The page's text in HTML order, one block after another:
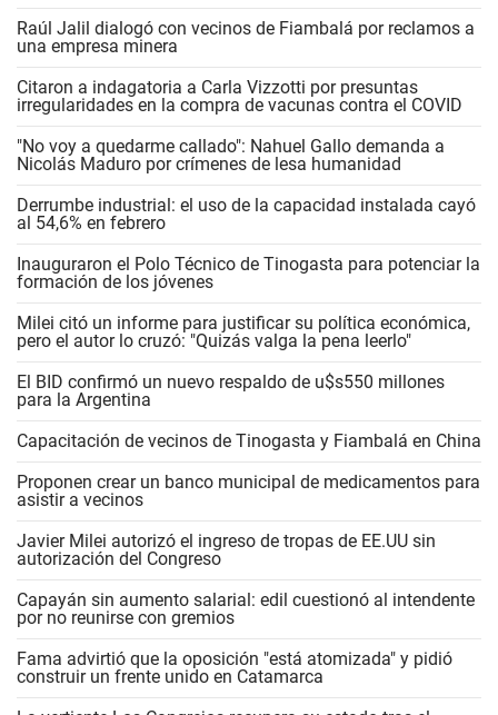
Raúl Jalil dialogó con vecinos de Fiambalá por reclamos a
una empresa minera
Citaron a indagatoria a Carla Vizzotti por presuntas
irregularidades en la compra de vacunas contra el COVID
"No voy a quedarme callado": Nahuel Gallo demanda a
Nicolás Maduro por crímenes de lesa humanidad
Derrumbe industrial: el uso de la capacidad instalada cayó
al 54,6% en febrero
Inauguraron el Polo Técnico de Tinogasta para potenciar la
formación de los jóvenes
Milei citó un informe para justificar su política económica,
pero el autor lo cruzó: "Quizás valga la pena leerlo"
El BID confirmó un nuevo respaldo de u$s550 millones
para la Argentina
Capacitación de vecinos de Tinogasta y Fiambalá en China
Proponen crear un banco municipal de medicamentos para
asistir a vecinos
Javier Milei autorizó el ingreso de tropas de EE.UU sin
autorización del Congreso
Capayán sin aumento salarial: edil cuestionó al intendente
por no reunirse con gremios
Fama advirtió que la oposición "está atomizada" y pidió
construir un frente unido en Catamarca